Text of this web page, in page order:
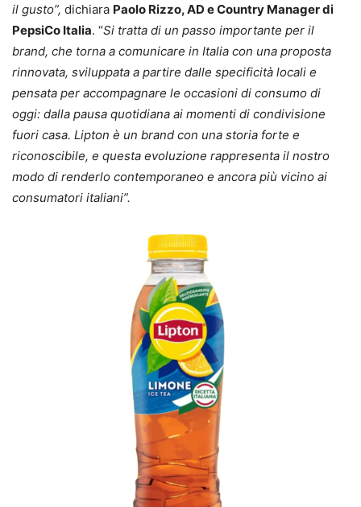
il gusto”, dichiara Paolo Rizzo, AD e Country Manager di
PepsiCo Italia. “Si tratta di un passo importante per il
brand, che torna a comunicare in Italia con una proposta
rinnovata, sviluppata a partire dalle specificità locali e
pensata per accompagnare le occasioni di consumo di
oggi: dalla pausa quotidiana ai momenti di condivisione
fuori casa. Lipton è un brand con una storia forte e
riconoscibile, e questa evoluzione rappresenta il nostro
modo di renderlo contemporaneo e ancora più vicino ai
consumatori italiani”.